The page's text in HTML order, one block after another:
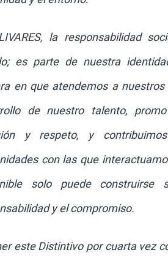
la responsabilidad
es parte de nuestra
en que atendemos a
de nuestro talento,
y respeto, y
con las que
solo puede construirse
y el compromiso.
este Distintivo por cuarta vez